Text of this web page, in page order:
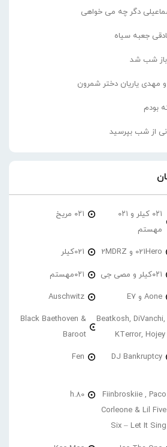
دگر چه می خواهی
جعبه سیاه
باز شب شد
و مهدی یاریان دختر شمرون
بودم
از شب بپرسید
۰۲۱ کیلر و ۰۲۱
مهستم
۰۲۱ مریخ
021Hero و 2MDRZ 021کیلر
۰۲۱کیلر و مصی جی ۰۲۱مهستم
Aone و E7 Auschwitz
Beatkosh, DiVanchi,
KTerror, Hojey
Black Baethoven &
Baroot
DJ Bankruptcy
Fen
Fiinbroskiie , Paco
Corleone & Lil Five
Six – Let It Sing
h.80